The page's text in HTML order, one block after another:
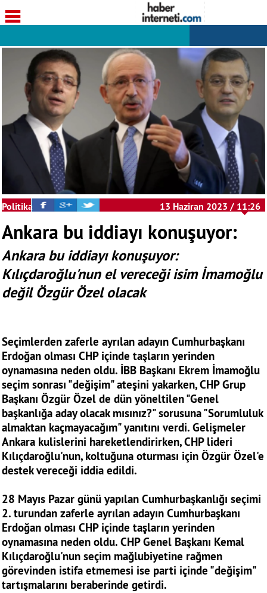
Politika 13 Haziran 2023 / 11:26
Ankara bu iddiayı konuşuyor:
Ankara bu iddiayı konuşuyor:
Kılıçdaroğlu'nun el vereceği isim İmamoğlu
değil Özgür Özel olacak
Seçimlerden zaferle ayrılan adayın Cumhurbaşkanı
Erdoğan olması CHP içinde taşların yerinden
oynamasına neden oldu. İBB Başkanı Ekrem İmamoğlu
seçim sonrası "değişim" ateşini yakarken, CHP Grup
Başkanı Özgür Özel de dün yöneltilen "Genel
başkanlığa aday olacak mısınız?" sorusuna "Sorumluluk
almaktan kaçmayacağım" yanıtını verdi. Gelişmeler
Ankara kulislerini hareketlendirirken, CHP lideri
Kılıçdaroğlu'nun, koltuğuna oturması için Özgür Özel'e
destek vereceği iddia edildi.
28 Mayıs Pazar günü yapılan Cumhurbaşkanlığı seçimi
2. turundan zaferle ayrılan adayın Cumhurbaşkanı
Erdoğan olması CHP içinde taşların yerinden
oynamasına neden oldu. CHP Genel Başkanı Kemal
Kılıçdaroğlu'nun seçim mağlubiyetine rağmen
görevinden istifa etmemesi ise parti içinde "değişim"
tartışmalarını beraberinde getirdi.